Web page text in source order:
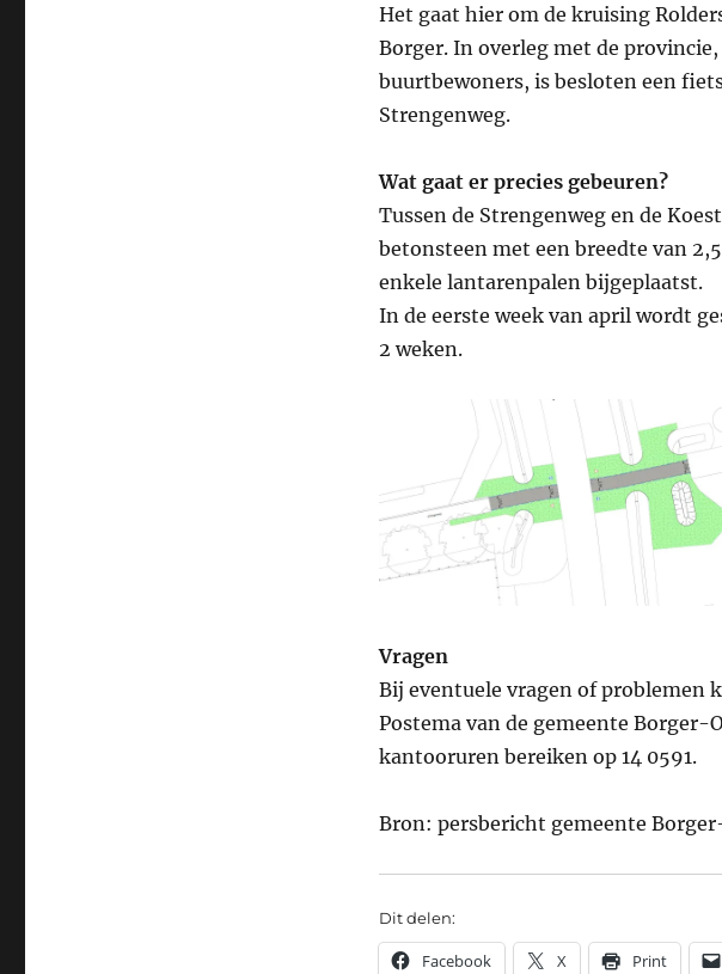
Het gaat hier om de kruising
Borger. In overleg met de
buurtbewoners, is besloten een
Strengenweg.
Wat gaat er precies gebeuren?
Tussen de Strengenweg en de
betonsteen met een breedte van
enkele lantarenpalen bijgeplaatst.
In de eerste week van april wordt
2 weken.
Vragen
Bij eventuele vragen of problemen
Postema van de gemeente
kantooruren bereiken op 14 0591.
Bron: persbericht gemeente
Dit delen:
Facebook X Print